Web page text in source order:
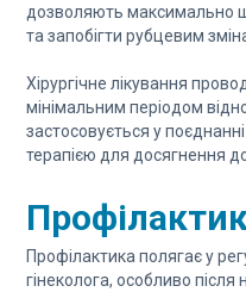
дозволяють максимально
та запобігти рубцевим
Хірургічне лікування
мінімальним періодом
застосовується у
терапією для досягнення
Профілактика полягає у
гінеколога, особливо